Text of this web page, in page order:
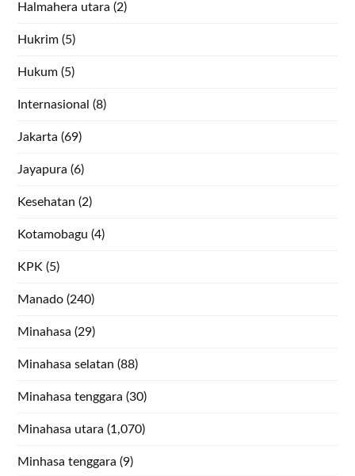
Halmahera utara (2)
Hukrim (5)
Hukum (5)
Internasional (8)
Jakarta (69)
Jayapura (6)
Kesehatan (2)
Kotamobagu (4)
KPK (5)
Manado (240)
Minahasa (29)
Minahasa selatan (88)
Minahasa tenggara (30)
Minahasa utara (1,070)
Minhasa tenggara (9)